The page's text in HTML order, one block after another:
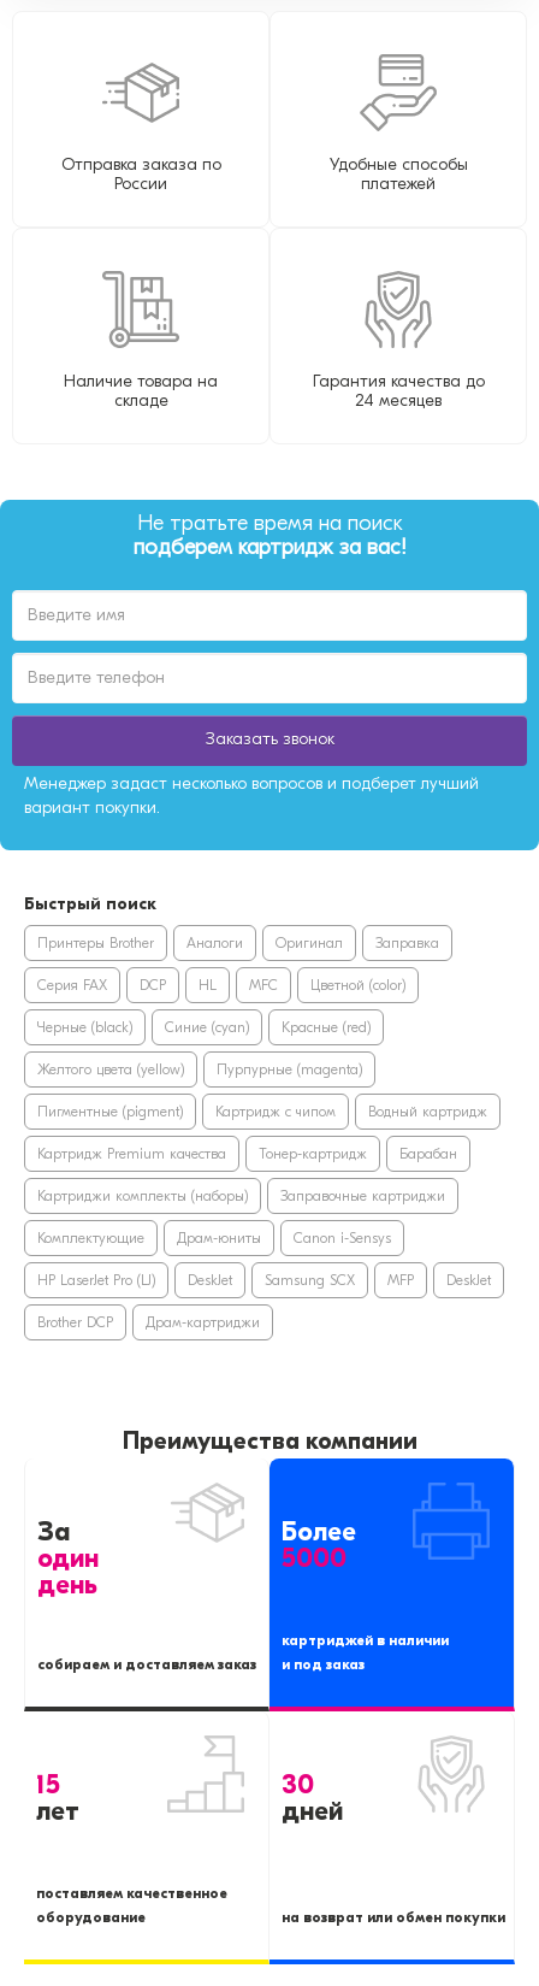
Отправка заказа по
России
Удобные способы
платежей
Наличие товара на
складе
Гарантия качества до
24 месяцев
Не тратьте время на поиск
подберем картридж за вас!
Заказать звонок
Менеджер задаст несколько вопросов и подберет лучший
вариант покупки.
Быстрый поиск
Принтеры Brother Аналоги Оригинал Заправка
Серия FAX DCP HL MFC Цветной (color)
Черные (black) Синие (cyan) Красные (red)
Желтого цвета (yellow) Пурпурные (magenta)
Пигментные (pigment) Картридж с чипом Водный картридж
Картридж Premium качества Тонер-картридж Барабан
Картриджи комплекты (наборы) Заправочные картриджи
Комплектующие Драм-юниты Canon i-Sensys
HP LaserJet Pro (LJ) DeskJet Samsung SCX MFP DeskJet
Brother DCP Драм-картриджи
Преимущества компании
За
один
день
собираем и доставляем заказ
Более
5000
картриджей в наличии
и под заказ
15
лет
поставляем качественное
оборудование
30
дней
на возврат или обмен покупки